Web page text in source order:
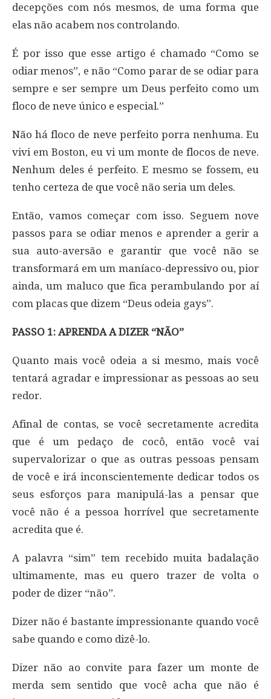
decepções com nós mesmos, de uma forma que
elas não acabem nos controlando.
É por isso que esse artigo é chamado “Como se
odiar menos”, e não “Como parar de se odiar para
sempre e ser sempre um Deus perfeito como um
floco de neve único e especial.”
Não há floco de neve perfeito porra nenhuma. Eu
vivi em Boston, eu vi um monte de flocos de neve.
Nenhum deles é perfeito. E mesmo se fossem, eu
tenho certeza de que você não seria um deles.
Então, vamos começar com isso. Seguem nove
passos para se odiar menos e aprender a gerir a
sua auto-aversão e garantir que você não se
transformará em um maníaco-depressivo ou, pior
ainda, um maluco que fica perambulando por aí
com placas que dizem “Deus odeia gays”.
PASSO 1: APRENDA A DIZER “NÃO”
Quanto mais você odeia a si mesmo, mais você
tentará agradar e impressionar as pessoas ao seu
redor.
Afinal de contas, se você secretamente acredita
que é um pedaço de cocô, então você vai
supervalorizar o que as outras pessoas pensam
de você e irá inconscientemente dedicar todos os
seus esforços para manipulá-las a pensar que
você não é a pessoa horrível que secretamente
acredita que é.
A palavra “sim” tem recebido muita badalação
ultimamente, mas eu quero trazer de volta o
poder de dizer “não”.
Dizer não é bastante impressionante quando você
sabe quando e como dizê-lo.
Dizer não ao convite para fazer um monte de
merda sem sentido que você acha que não é